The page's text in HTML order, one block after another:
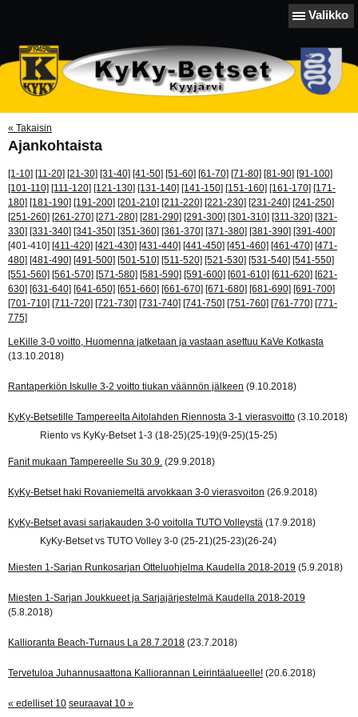
Valikko
« Takaisin
Ajankohtaista
[1-10] [11-20] [21-30] [31-40] [41-50] [51-60] [61-70] [71-80] [81-90] [91-100]
[101-110] [111-120] [121-130] [131-140] [141-150] [151-160] [161-170] [171-
180] [181-190] [191-200] [201-210] [211-220] [221-230] [231-240] [241-250]
[251-260] [261-270] [271-280] [281-290] [291-300] [301-310] [311-320] [321-
330] [331-340] [341-350] [351-360] [361-370] [371-380] [381-390] [391-400]
[401-410] [411-420] [421-430] [431-440] [441-450] [451-460] [461-470] [471-
480] [481-490] [491-500] [501-510] [511-520] [521-530] [531-540] [541-550]
[551-560] [561-570] [571-580] [581-590] [591-600] [601-610] [611-620] [621-
630] [631-640] [641-650] [651-660] [661-670] [671-680] [681-690] [691-700]
[701-710] [711-720] [721-730] [731-740] [741-750] [751-760] [761-770] [771-
775]
LeKille 3-0 voitto, Huomenna jatketaan ja vastaan asettuu KaVe Kotkasta
(13.10.2018)
Rantaperkiön Iskulle 3-2 voitto tiukan väännön jälkeen (9.10.2018)
KyKy-Betsetille Tampereelta Aitolahden Riennosta 3-1 vierasvoitto (3.10.2018)
Riento vs KyKy-Betset 1-3 (18-25)(25-19)(9-25)(15-25)
Fanit mukaan Tampereelle Su 30.9. (29.9.2018)
KyKy-Betset haki Rovaniemeltä arvokkaan 3-0 vierasvoiton (26.9.2018)
KyKy-Betset avasi sarjakauden 3-0 voitolla TUTO Volleystä (17.9.2018)
KyKy-Betset vs TUTO Volley 3-0 (25-21)(25-23)(26-24)
Miesten 1-Sarjan Runkosarjan Otteluohjelma Kaudella 2018-2019 (5.9.2018)
Miesten 1-Sarjan Joukkueet ja Sarjajärjestelmä Kaudella 2018-2019
(5.8.2018)
Kallioranta Beach-Turnaus La 28.7.2018 (23.7.2018)
Tervetuloa Juhannusaattona Kalliorannan Leirintäalueelle! (20.6.2018)
« edelliset 10 seuraavat 10 »